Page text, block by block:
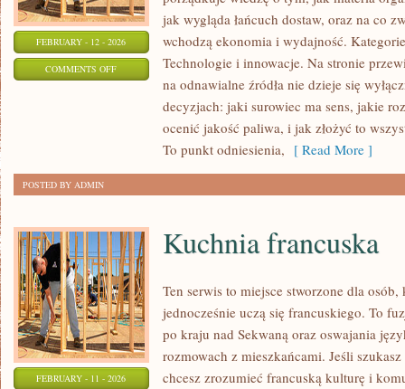
FEBRUARY - 12 - 2026
COMMENTS OFFON
INSTALACJE
MAŁOSKALOWE
jak wygląda łańcuch dostaw, oraz na co
wchodzą ekonomia i wydajność.
Technologie i innowacje. Na stronie
na odnawialne źródła nie dzieje się
decyzjach: jaki surowiec ma sens, jakie
ocenić jakość paliwa, i jak złożyć to
To punkt odniesienia, [ Read More ]
POSTED BY ADMIN
FEBRUARY - 11 - 2026
Kuchnia francuska
Ten serwis to miejsce stworzone dla
jednocześnie uczą się francuskiego. To
po kraju nad Sekwaną oraz oswajania
rozmowach z mieszkańcami. Jeśli
chcesz zrozumieć francuską kulturę i